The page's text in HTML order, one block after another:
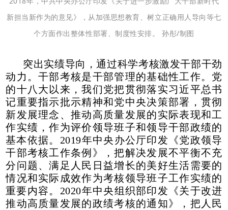
新担当新作为的意见》，从加强思想教育、树立正确用人导向等七
个方面作出整体性部署、制度性安排。 孙彤/制图
突出实绩导向，通过科学考核激发干部干劲
动力。干部考核是干部管理的基础性工作。党
的十八大以来，我们党把贯彻落实习近平总书
记重要指示批示精神和党中央决策部署，贯彻
新发展理念、推动高质量发展的实际表现和工
作实绩，作为评价领导班子和领导干部政绩的
基本依据。2019年中央办公厅印发《党政领导
干部考核工作条例》，把解决发展不平衡不充
分问题、满足人民日益增长的美好生活需要的
情况和实际成效作为考核领导班子工作实绩的
重要内容。2020年中央组织部印发《关于改进
推动高质量发展的政绩考核的通知》，把人民